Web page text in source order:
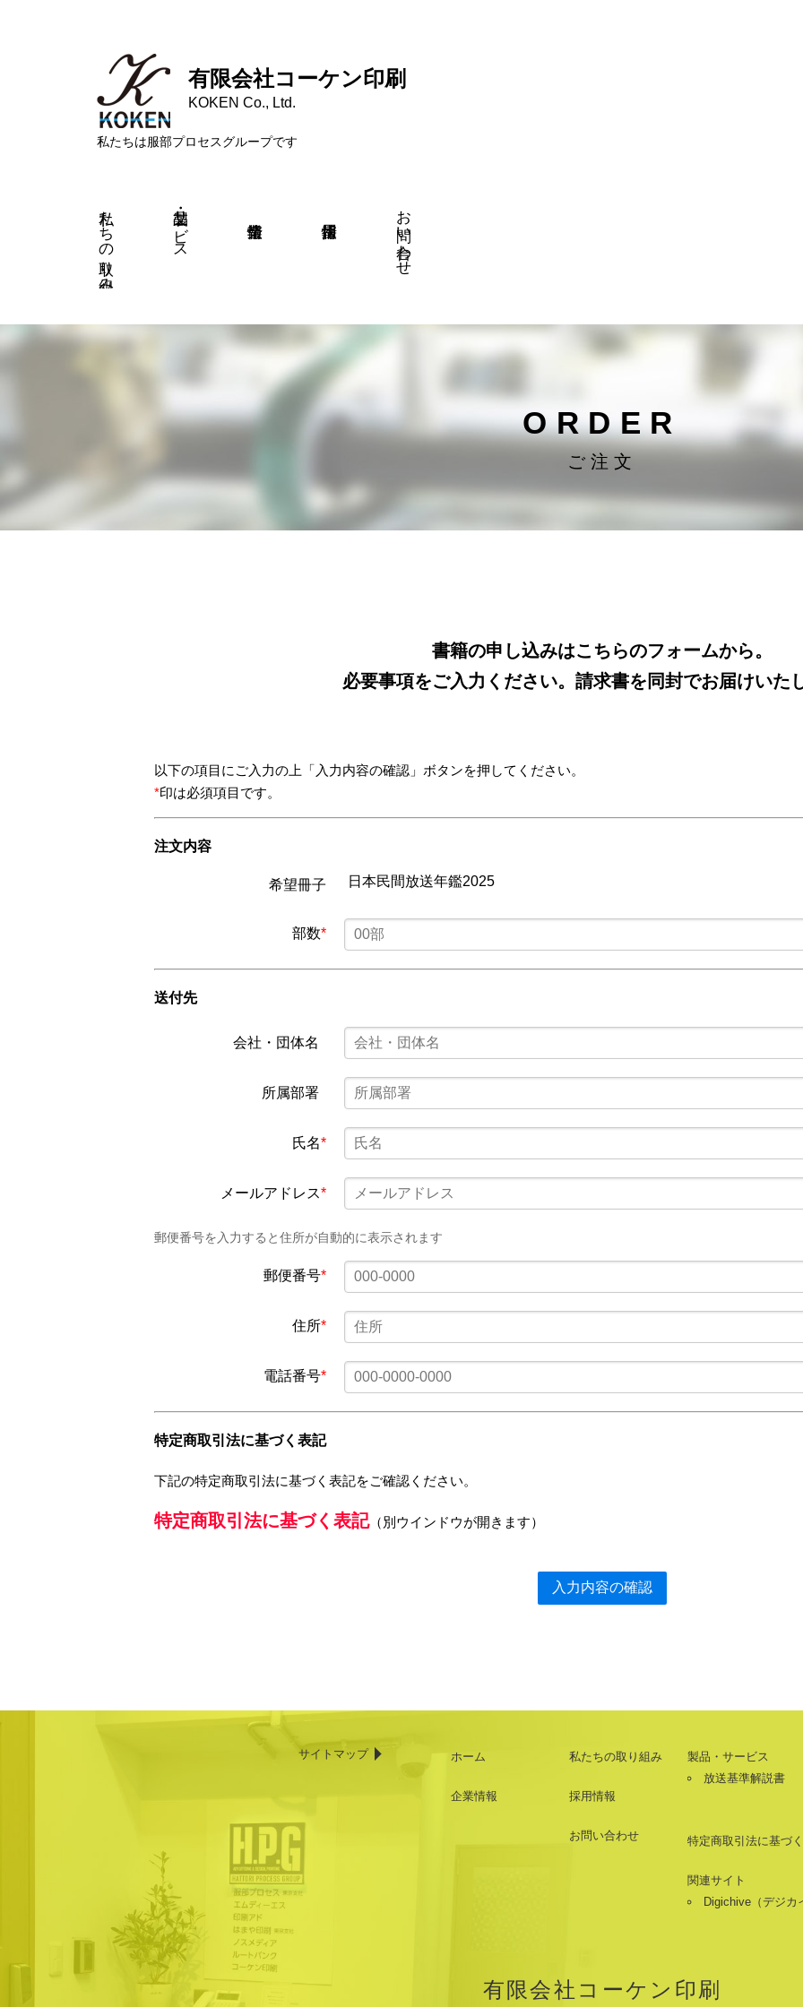
有限会社コーケン印刷
KOKEN Co., Ltd.
私たちは服部プロセスグループです
私たちの取り組み 製品・サービス お問い合わせ
ORDER
ご注文
書籍の申し込みはこちらのフォームから。
必要事項をご入力ください。請求書を同封でお届けいた
以下の項目にご入力の上「入力内容の確認」ボタンを押してください。
*印は必須項目です。
注文内容
希望冊子 日本民間放送年鑑2025
部数*
送付先
会社・団体名
所属部署
氏名*
メールアドレス*
郵便番号を入力すると住所が自動的に表示されます
郵便番号*
住所*
電話番号*
特定商取引法に基づく表記
下記の特定商取引法に基づく表記をご確認ください。
特定商取引法に基づく表記（別ウインドウが開きます）
入力内容の確認
サイトマップ ホーム
企業情報
私たちの取り組み
採用情報
お問い合わせ
製品・サービス
放送基準解説書
特定商取引法に基づ
関連サイト
Digichive（デジカ
有限会社コーケン印刷